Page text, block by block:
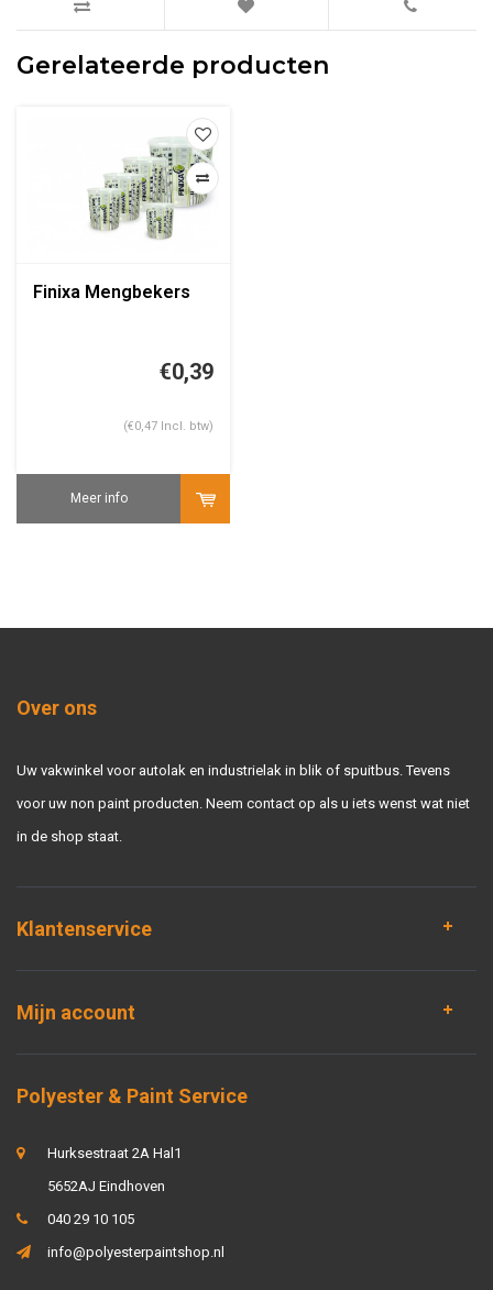
Gerelateerde producten
Finixa Mengbekers
€0,39
(€0,47 Incl. btw)
Meer info
Over ons
Uw vakwinkel voor autolak en industrielak in blik of spuitbus. Tevens
voor uw non paint producten. Neem contact op als u iets wenst wat niet
in de shop staat.
Klantenservice
Mijn account
Polyester & Paint Service
Hurksestraat 2A Hal1
5652AJ Eindhoven
040 29 10 105
info@polyesterpaintshop.nl